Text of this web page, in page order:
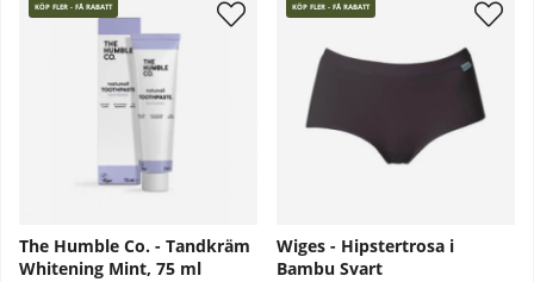
KÖP FLER - FÅ RABATT
The Humble Co. - Tandkräm
Whitening Mint, 75 ml
KÖP FLER - FÅ RABATT
Wiges - Hipstertrosa i
Bambu Svart